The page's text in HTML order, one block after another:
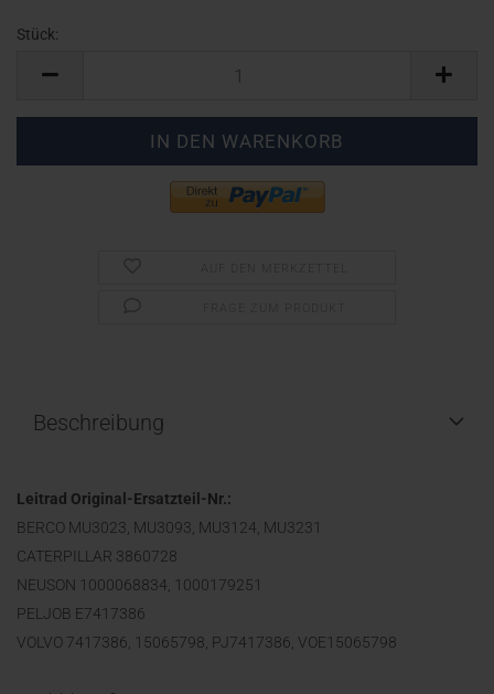
Stück:
Beschreibung
Leitrad Original-Ersatzteil-Nr.:
BERCO MU3023, MU3093, MU3124, MU3231
CATERPILLAR 3860728
NEUSON 1000068834, 1000179251
PELJOB E7417386
VOLVO 7417386, 15065798, PJ7417386, VOE15065798